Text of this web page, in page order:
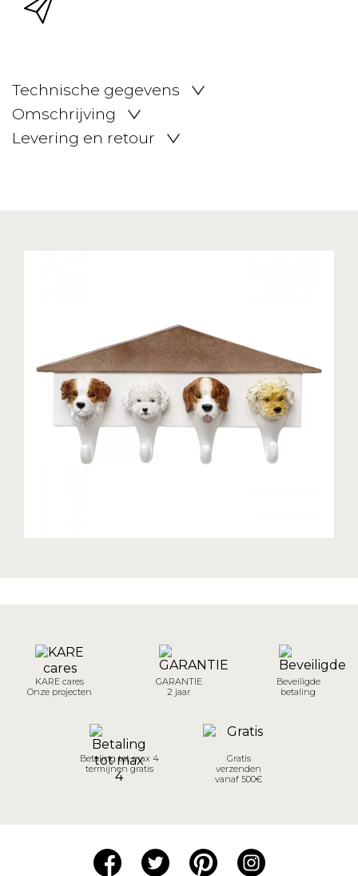
Technische gegevens
Omschrijving
Levering en retour
KARE cares
Onze projecten
GARANTIE
2 jaar
Beveiligde
betaling
Betaling tot max 4
termijnen gratis
Gratis
verzenden
vanaf 500€